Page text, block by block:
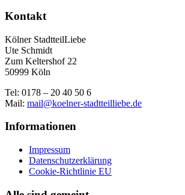
Kontakt
Kölner StadtteilLiebe
Ute Schmidt
Zum Keltershof 22
50999 Köln
Tel: 0178 – 20 40 50 6
Mail: mail@koelner-stadtteilliebe.de
Informationen
Impressum
Datenschutzerklärung
Cookie-Richtlinie EU